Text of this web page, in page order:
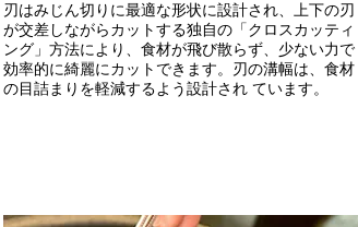
刃はみじん切りに最適な形状に設計され、上下の刃
が交差しながらカットする独自の「クロスカッティ
ング」方法により、食材が飛び散らず、少ない力で
効率的に綺麗にカットできます。刃の溝幅は、食材
の目詰まりを軽減するよう設計され ています。